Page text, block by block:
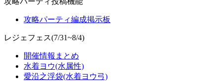
攻略パーティ編成掲示板
レジェフェス(7/31~8/4)
開催情報まとめ
水着ヨウ(水属性)
愛沿之浮袋(水着ヨウ弓)